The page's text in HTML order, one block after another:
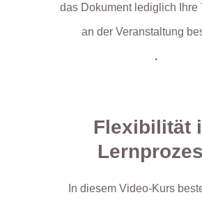
das Dokument lediglich Ihre
an der Veranstaltung
.
Flexibilität
In diesem Video-Kurs